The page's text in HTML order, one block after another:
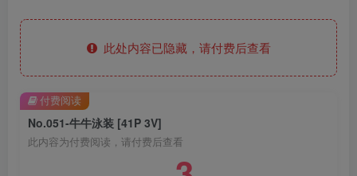
此处内容已隐藏，请付费后查看
No.051-牛牛泳装 [41P 3V]
此内容为付费阅读，请付费后查看
付费阅读